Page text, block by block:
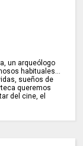
un arqueólogo
habituales...
sueños de
queremos
del cine, el